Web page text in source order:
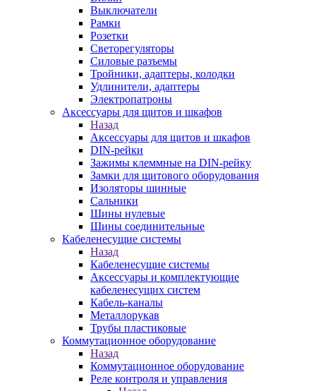
Выключатели
Рамки
Розетки
Светорегуляторы
Силовые разъемы
Тройники, адаптеры, колодки
Удлинители, адаптеры
Электропатроны
Аксессуары для щитов и шкафов
Назад
Аксессуары для щитов и шкафов
DIN-рейки
Зажимы клеммные на DIN-рейку
Замки для щитового оборудования
Изоляторы шинные
Сальники
Шины нулевые
Шины соединительные
Кабеленесущие системы
Назад
Кабеленесущие системы
Аксессуары и комплектующие
кабеленесущих систем
Кабель-каналы
Металлорукав
Трубы пластиковые
Коммутационное оборудование
Назад
Коммутационное оборудование
Реле контроля и управления